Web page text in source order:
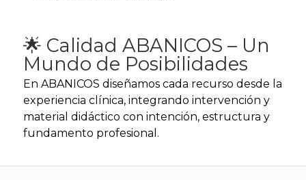
🌟 Calidad ABANICOS – Un
Mundo de Posibilidades
En ABANICOS diseñamos cada recurso desde la
experiencia clínica, integrando intervención y
material didáctico con intención, estructura y
fundamento profesional.